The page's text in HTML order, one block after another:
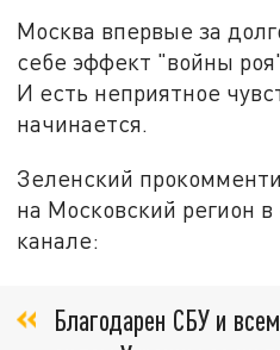
Москва впервые за
себе эффект "войны
И есть неприятное
начинается.
Зеленский
на Московский регион
канале:
Благодарен СБУ и